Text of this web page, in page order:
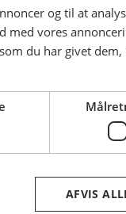
er allerede afholdt
med
med
Læs mere
og til at
vores
du har givet
AFVIS